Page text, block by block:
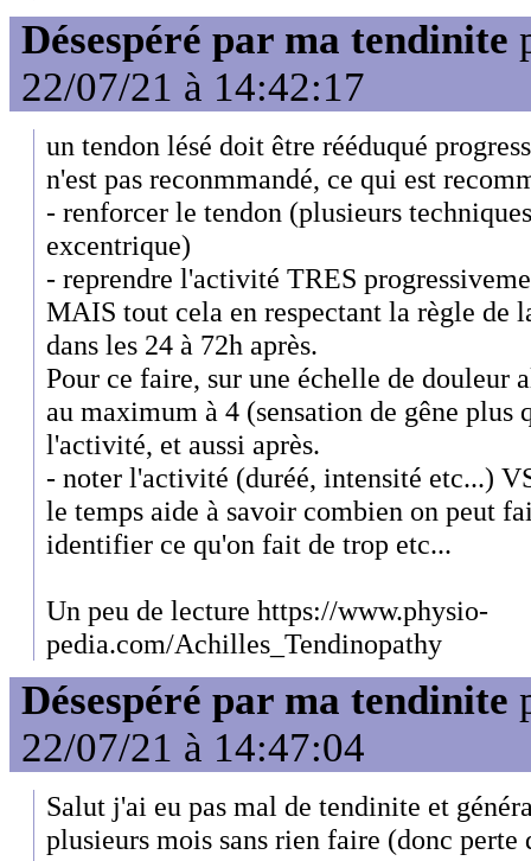
Désespéré par ma tendinite
22/07/21 à 14:42:17
un tendon lésé doit être rééduqué
n'est pas reconmmandé, ce qui est
- renforcer le tendon (plusieurs
excentrique)
- reprendre l'activité TRES
MAIS tout cela en respectant la règle de
dans les 24 à 72h après.
Pour ce faire, sur une échelle de douleur
au maximum à 4 (sensation de gêne plus
l'activité, et aussi après.
- noter l'activité (duréé, intensité etc...)
le temps aide à savoir combien on peut
identifier ce qu'on fait de trop etc...
Un peu de lecture https://www.physio-
pedia.com/Achilles_Tendinopathy
Désespéré par ma tendinite
22/07/21 à 14:47:04
Salut j'ai eu pas mal de tendinite et
plusieurs mois sans rien faire (donc perte